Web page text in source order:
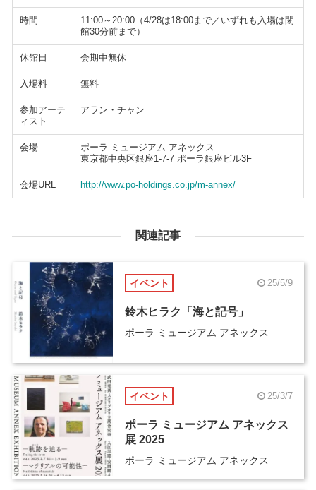
時間
11:00～20:00（4/28は18:00まで／いずれも入場は閉
館30分前まで）
休館日 会期中無休
入場料 無料
参加アーテ
ィスト
アラン・チャン
会場
ポーラ ミュージアム アネックス
東京都中央区銀座1-7-7 ポーラ銀座ビル3F
会場URL http://www.po-holdings.co.jp/m-annex/
関連記事
イベント 25/5/9
鈴木ヒラク「海と記号」
ポーラ ミュージアム アネックス
イベント 25/3/7
ポーラ ミュージアム アネックス
展 2025
ポーラ ミュージアム アネックス